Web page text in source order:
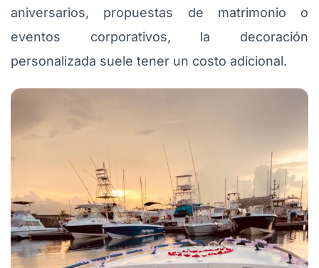
aniversarios, propuestas de matrimonio o
eventos corporativos, la decoración
personalizada suele tener un costo adicional.